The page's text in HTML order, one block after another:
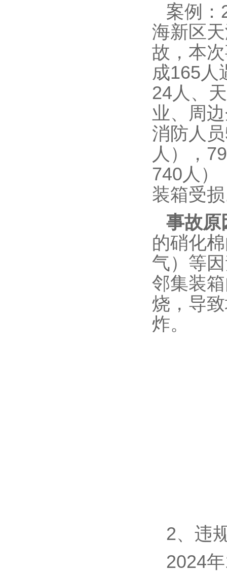
案例：
海新区
故，本
成165人
24人、
业、周
消防人
人），
740人）
装箱受
事故原
的硝化
气）等
邻集装
烧，导
炸。
2、违
2024